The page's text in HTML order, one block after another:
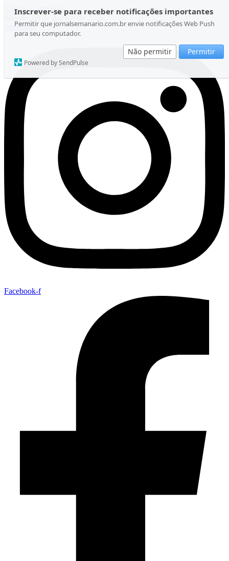
Inscrever-se para receber notificações importantes
Permitir que jornalsemanario.com.br envie notificações Web Push
para seu computador.
Não permitir Permitir
Powered by SendPulse
Ir para o conteúdo
Sábado, 08 de Agosto de 2026
Instagram
Facebook-f